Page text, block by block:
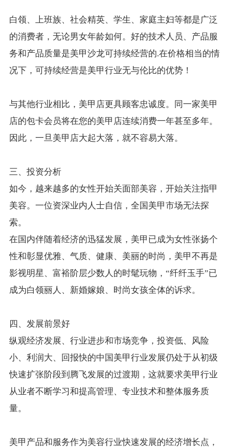
白领、上班族、社会精英、学生、家庭主妇等都是广泛
的消费者，无论男女年龄如何。好的技术人员、产品服
务和产品质量是美甲沙龙可持续经营的.在价格相当的情
况下，可持续经营是美甲行业无与伦比的优势！
与其他行业相比，美甲店更具顾客忠诚度。同一家美甲
店的包卡会员将在您的美甲店连续消费一年甚至多年。
因此，一旦美甲店大起大落，就不容易大落。
三、投资分析
如今，越来越多的女性开始关面部美容，开始关注指甲
美容。一位资深业内人士自信，全国美甲市场无法探
索。
在国内伴随着经济的迅猛发展，美甲已成为女性张扬个
性和彰显优雅、气质、健康、美丽的时尚，美甲不再是
影视明星、富裕阶层少数人的时髦玩物，“纤纤玉手”已
成为白领丽人、新婚嫁娘、时尚女孩全体的诉求。
四、发展前景好
纵观经济发展、行业进步和市场竞争，投资低、风险
小、利润大、回报快的中国美甲行业发展仍处于从初级
快速扩张阶段到腾飞发展的过渡期，这就要求美甲行业
从业者不断学习和提高管理、专业技术和整体服务质
量。
美甲产品和服务作为美容行业快速发展的经济增长点，